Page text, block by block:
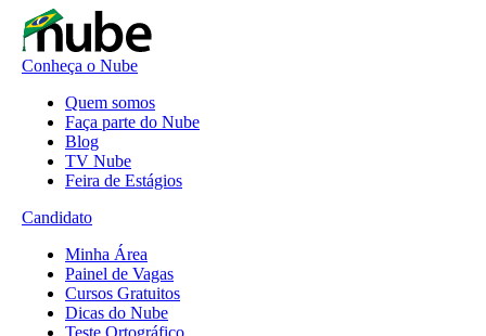
Conheça o Nube
Quem somos
Faça parte do Nube
Blog
TV Nube
Feira de Estágios
Candidato
Minha Área
Painel de Vagas
Cursos Gratuitos
Dicas do Nube
Teste Ortográfico